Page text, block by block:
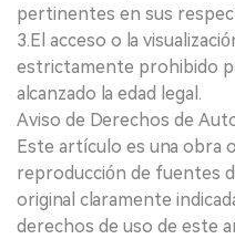
pertinentes en sus
3.El acceso o la
estrictamente prohibido
alcanzado la edad legal.
Aviso de Derechos de
Este artículo es una obra
reproducción de fuentes
original claramente
derechos de uso de este